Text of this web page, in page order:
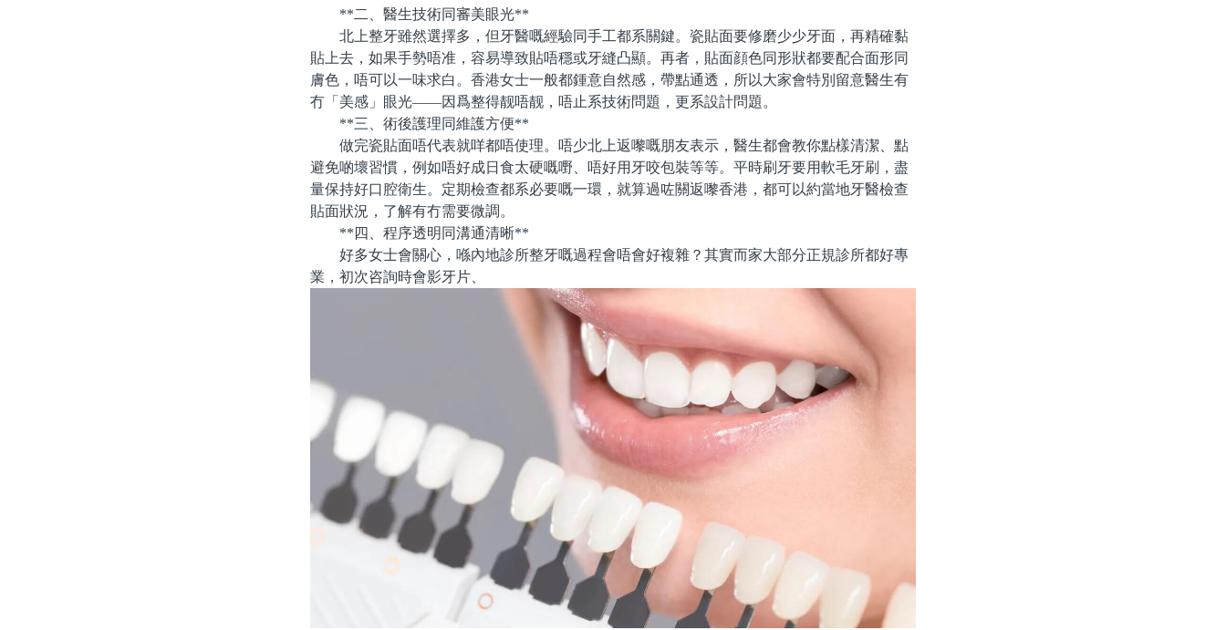
**二、醫生技術同審美眼光**
北上整牙雖然選擇多，但牙醫嘅經驗同手工都系關鍵。瓷貼面要修磨少少牙面，再精確黏
貼上去，如果手勢唔准，容易導致貼唔穩或牙縫凸顯。再者，貼面顔色同形狀都要配合面形同
膚色，唔可以一味求白。香港女士一般都鍾意自然感，帶點通透，所以大家會特別留意醫生有
冇「美感」眼光——因爲整得靓唔靓，唔止系技術問題，更系設計問題。
**三、術後護理同維護方便**
做完瓷貼面唔代表就咩都唔使理。唔少北上返嚟嘅朋友表示，醫生都會教你點樣清潔、點
避免啲壞習慣，例如唔好成日食太硬嘅嘢、唔好用牙咬包裝等等。平時刷牙要用軟毛牙刷，盡
量保持好口腔衛生。定期檢查都系必要嘅一環，就算過咗關返嚟香港，都可以約當地牙醫檢查
貼面狀況，了解有冇需要微調。
**四、程序透明同溝通清晰**
好多女士會關心，喺內地診所整牙嘅過程會唔會好複雜？其實而家大部分正規診所都好專
業，初次咨詢時會影牙片、